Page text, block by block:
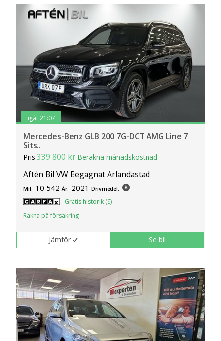
igår 21:07
Mercedes-Benz GLB 200 7G-DCT AMG Line 7
Sits..
Pris339 800 kr Beräkna månadskostnad
Aftén Bil VW Begagnat Arlandastad
Mil: 10 542 År: 2021 Drivmedel:
Gratis historik (9)
Räkna på försäkring
Jämför Se bil